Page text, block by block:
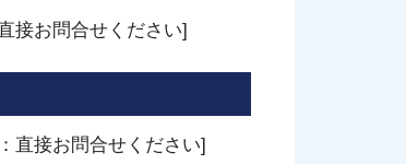
接お問合せください]
直接お問合せください]